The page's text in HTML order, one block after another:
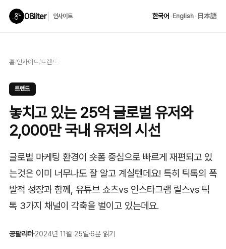
08liter 인사이트 한국어 · English · 日本語
홈/인사이트/트렌드
트렌드
놓치고 있는 25억 글로벌 유저와
2,000만 국내 유저의 시선
글로벌 마케팅 환경이 숏폼 중심으로 빠르게 재편되고 있
는것은 이미 너무나도 잘 알고 계실텐데요! 특히 틱톡의 폭
발적 성장과 함께, 유튜브 쇼츠vs 인스타그램 릴스vs 틱
톡 3가지 채널이 각축을 벌이고 있는데요.
공팔리터 2024년 11월 25일 6분 읽기